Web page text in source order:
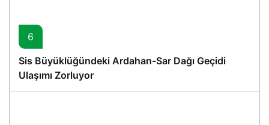
6
Sis Büyüklüğündeki Ardahan-Sar Dağı Geçidi
Ulaşımı Zorluyor